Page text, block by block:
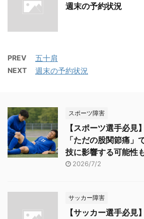
週末の予約状況
PREV 五十肩
NEXT 週末の予約状況
スポーツ障害
【スポーツ選手必見
「ただの股関節痛」
技に影響する可能性
2026/7/2
サッカー障害
【サッカー選手必見